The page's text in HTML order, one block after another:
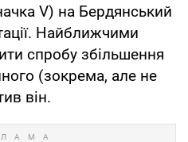
V) на Бердянський
Найближчими
спробу збільшення
(зокрема, але не
він.